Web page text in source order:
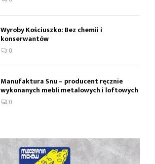
Wyroby Kościuszko: Bez chemii i
konserwantów
0
Manufaktura Snu – producent ręcznie
wykonanych mebli metalowych i loftowych
0